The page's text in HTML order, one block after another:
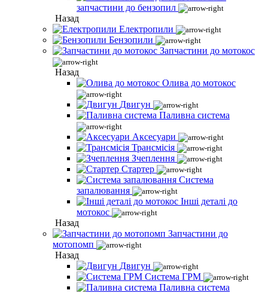
запчастини до бензопил
Назад
Електропили
Бензопили
Запчастини до мотокос
Назад
Олива до мотокос
Двигун
Паливна система
Аксесуари
Трансмісія
Зчеплення
Стартер
Система
запалювання
Інші деталі до
мотокос
Назад
Запчастини до
мотопомп
Назад
Двигун
Система ГРМ
Паливна система